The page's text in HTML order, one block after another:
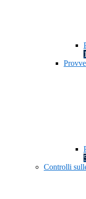
Controlli